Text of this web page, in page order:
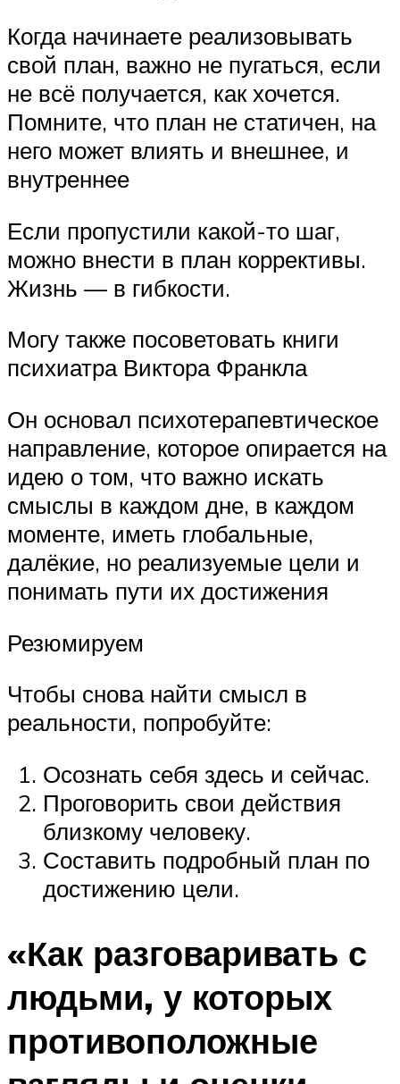
Когда начинаете реализовывать
свой план, важно не пугаться, если
не всё получается, как хочется.
Помните, что план не статичен, на
него может влиять и внешнее, и
внутреннее
Если пропустили какой-то шаг,
можно внести в план коррективы.
Жизнь — в гибкости.
Могу также посоветовать книги
психиатра Виктора Франкла
Он основал психотерапевтическое
направление, которое опирается на
идею о том, что важно искать
смыслы в каждом дне, в каждом
моменте, иметь глобальные,
далёкие, но реализуемые цели и
понимать пути их достижения
Резюмируем
Чтобы снова найти смысл в
реальности, попробуйте:
Осознать себя здесь и сейчас.
Проговорить свои действия
близкому человеку.
Составить подробный план по
достижению цели.
«Как разговаривать с
людьми, у которых
противоположные